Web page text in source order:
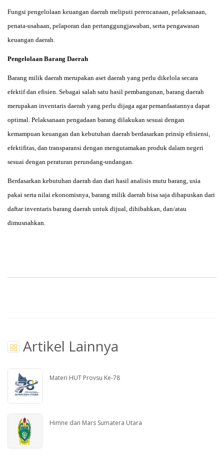
Fungsi pengelolaan keuangan daerah meliputi perencanaan, pelaksanaan,
penata-usahaan, pelaporan dan pertanggungjawaban, serta pengawasan
keuangan daerah.
Pengelolaan Barang Daerah
Barang milik daerah merupakan aset daerah yang perlu dikelola secara
efektif dan efisien. Sebagai salah satu hasil pembangunan, barang daerah
merupakan inventaris daerah yang perlu dijaga agar pemanfaatannya dapat
optimal. Pelaksanaan pengadaan barang dilakukan sesuai dengan
kemampuan keuangan dan kebutuhan daerah berdasarkan prinsip efisiensi,
efektifitas, dan transparansi dengan mengutamakan produk dalam negeri
sesuai dengan peraturan perundang-undangan.
Berdasarkan kebutuhan daerah dan dari hasil analisis mutu barang, usia
pakai serta nilai ekonomisnya, barang milik daerah bisa saja dihapuskan dari
daftar inventaris barang daerah untuk dijual, dihibahkan, dan/atau
dimusnahkan.
Artikel Lainnya
Materi HUT Provsu Ke-78
Himne dan Mars Sumatera Utara